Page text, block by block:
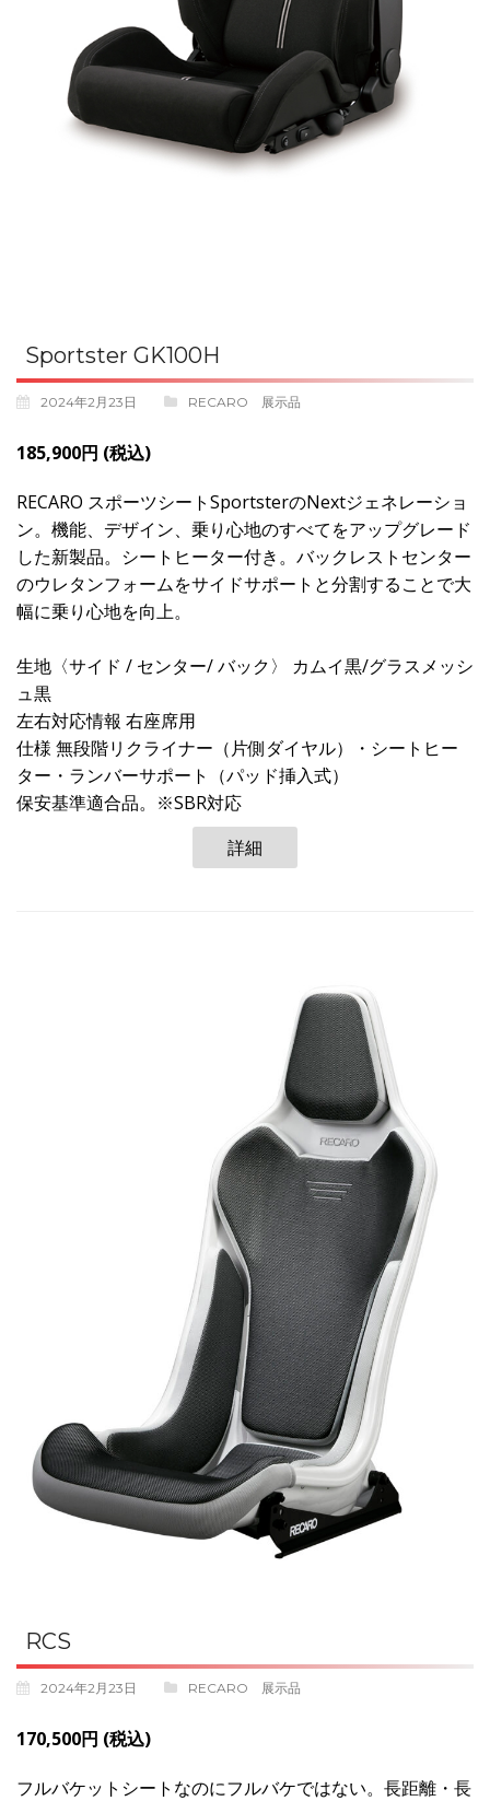
Sportster GK100H
2024年2月23日 RECARO 展示品
185,900円 (税込)
RECARO スポーツシートSportsterのNextジェネレーショ
ン。機能、デザイン、乗り心地のすべてをアップグレード
した新製品。シートヒーター付き。バックレストセンター
のウレタンフォームをサイドサポートと分割することで大
幅に乗り心地を向上。
生地〈サイド / センター/ バック〉 カムイ黒/グラスメッシ
ュ黒
左右対応情報 右座席用
仕様 無段階リクライナー（片側ダイヤル）・シートヒー
ター・ランバーサポート（パッド挿入式）
保安基準適合品。※SBR対応
詳細
RCS
2024年2月23日 RECARO 展示品
170,500円 (税込)
フルバケットシートなのにフルバケではない。長距離・長